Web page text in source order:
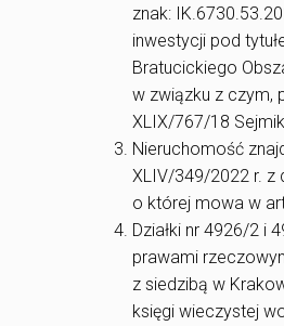
znak:
inwestycji pod
Bratucickiego
w związku z czym,
XLIX/767/18
Nieruchomość
XLIV/349/2022 r. z
o której mowa w
Działki nr 4926/2 i
prawami
z siedzibą w
księgi wieczystej